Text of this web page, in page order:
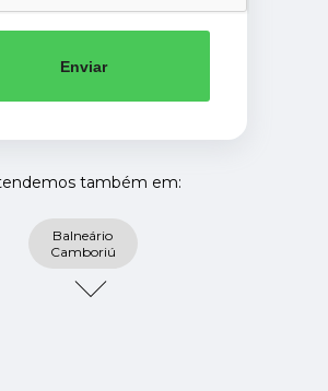
Enviar
também em:
Balneário
Camboriú